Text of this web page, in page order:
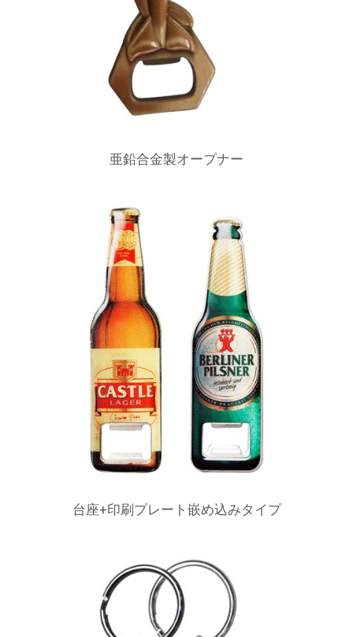
亜鉛合金製オープナー
台座+印刷プレート嵌め込みタイプ